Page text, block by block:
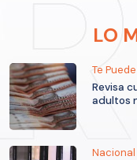
LO
Te
Revisa
adultos
Nacional